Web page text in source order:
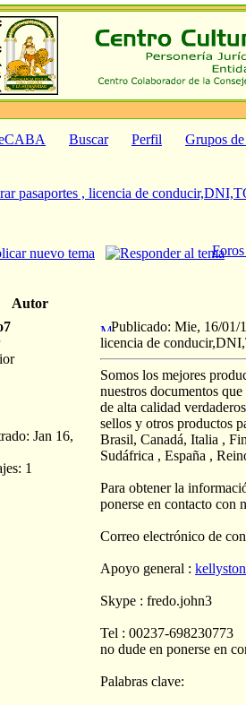
Buscar Perfil Grupos
pasaportes , licencia de
Autor
Jan 16,
1
Publicado: Mie, 16/01/
licencia de
Somos los mejores
nuestros documentos
de alta calidad
sellos y otros productos
Brasil, Canadá, Italia ,
Sudáfrica , España ,
Para obtener la
ponerse en contacto con
Correo electrónico de
Apoyo general :
Skype : fredo.john3
Tel : 00237-698230773
no dude en ponerse en
Palabras clave: